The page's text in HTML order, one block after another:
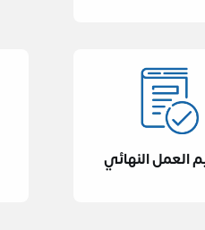
العمل النهائي